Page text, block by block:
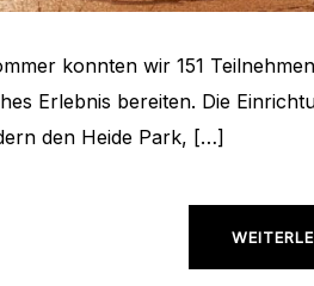
konnten wir 151
Erlebnis bereiten. Die
den Heide Park, […]